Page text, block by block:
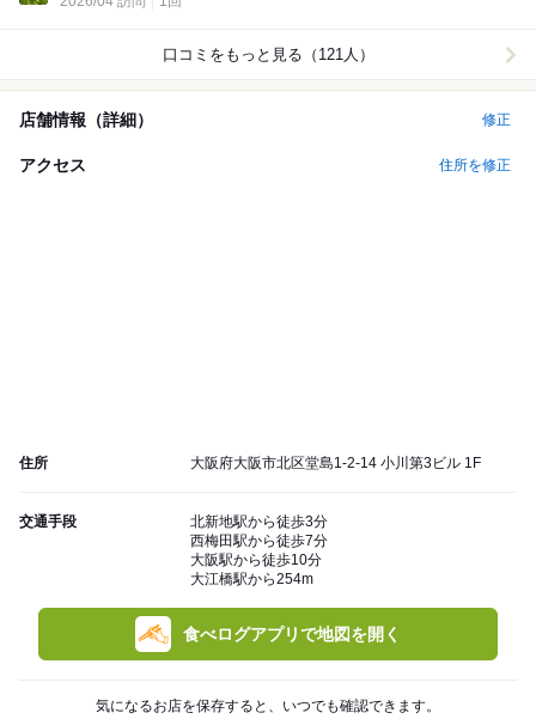
口コミをもっと見る（121人）
店舗情報（詳細） 修正
アクセス 住所を修正
住所 大阪府大阪市北区堂島1-2-14 小川第3ビル 1F
交通手段
北新地駅から徒歩3分
西梅田駅から徒歩7分
大阪駅から徒歩10分
大江橋駅から254m
食べログアプリで地図を開く
気になるお店を保存すると、いつでも確認できます。